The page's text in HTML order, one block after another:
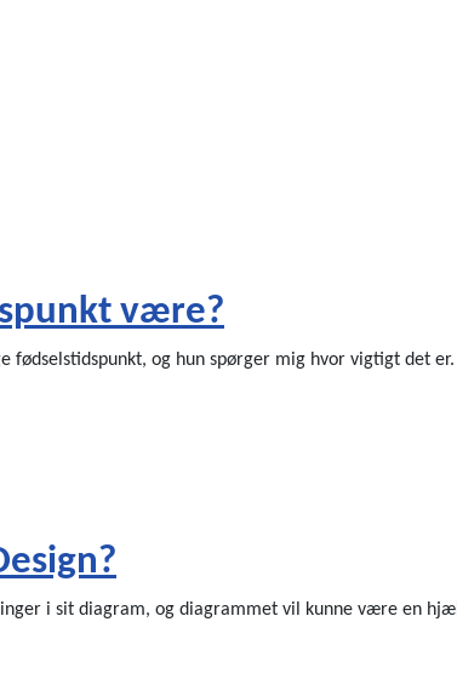
være?
fødselstidspunkt, og hun spørger mig hvor vigtigt det
i sit diagram, og diagrammet vil kunne være en